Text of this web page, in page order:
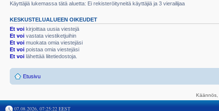
Käyttäjiä lukemassa tätä aluetta: Ei rekisteröityneitä käyttäjiä ja 3 vierailijaa
KESKUSTELUALUEEN OIKEUDET
Et voi kirjoittaa uusia viestejä
Et voi vastata viestiketjuihin
Et voi muokata omia viestejäsi
Et voi poistaa omia viestejäsi
Et voi lähettää liitetiedostoja.
Etusivu
07.08.2026, 07:25:22 EEST